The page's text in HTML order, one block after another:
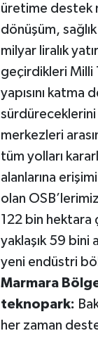
üretime destek
dönüşüm,
milyar liralık
geçirdikleri Milli
yapısını
merkezleri
tüm yolları
alanlarına
olan
122 bin hektara
yaklaşık 59 bini
yeni endüstri
Marmara
teknopark:
her zaman